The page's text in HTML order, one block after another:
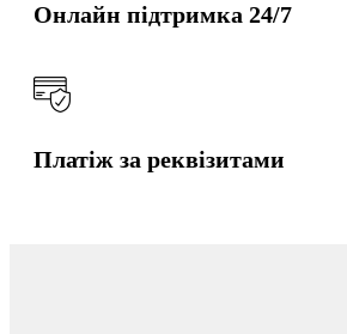
Онлайн підтримка 24/7
Платіж за реквізитами